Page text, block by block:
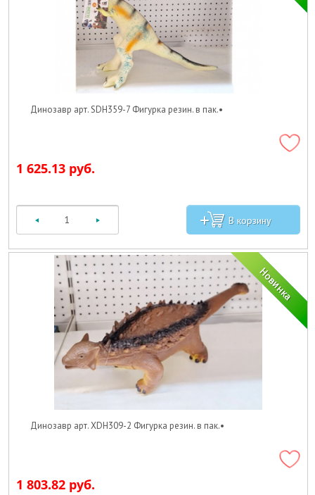
Динозавр арт. SDH359-7 Фигурка резин. в пак.•
1 625.13 руб.
Динозавр арт. XDH309-2 Фигурка резин. в пак.•
1 803.82 руб.